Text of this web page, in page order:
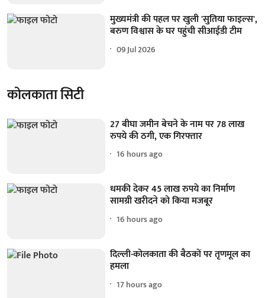
मुख्यमंत्री की पहल पर खुली 'सुतिया फाइल्स',
बरुण विश्वास के घर पहुंची सीआईडी टीम
09 Jul 2026
कोलकाता सिटी
27 बीघा जमीन बेचने के नाम पर 78 लाख
रुपये की ठगी, एक गिरफ्तार
16 hours ago
धमकी देकर 45 लाख रुपये का निर्माण
सामग्री खरीदने को किया मजबूर
16 hours ago
दिल्ली-कोलकाता की बैठकों पर तृणमूल का
हमला
17 hours ago